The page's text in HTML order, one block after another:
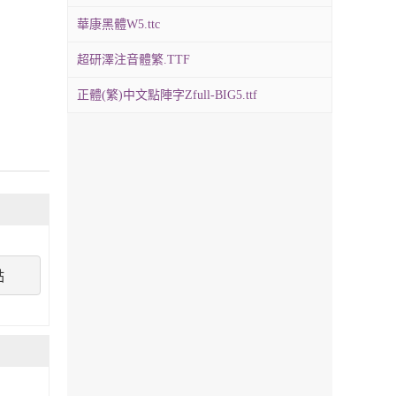
華康黑體W5.ttc
超研澤注音體繁.TTF
正體(繁)中文點陣字Zfull-BIG5.ttf